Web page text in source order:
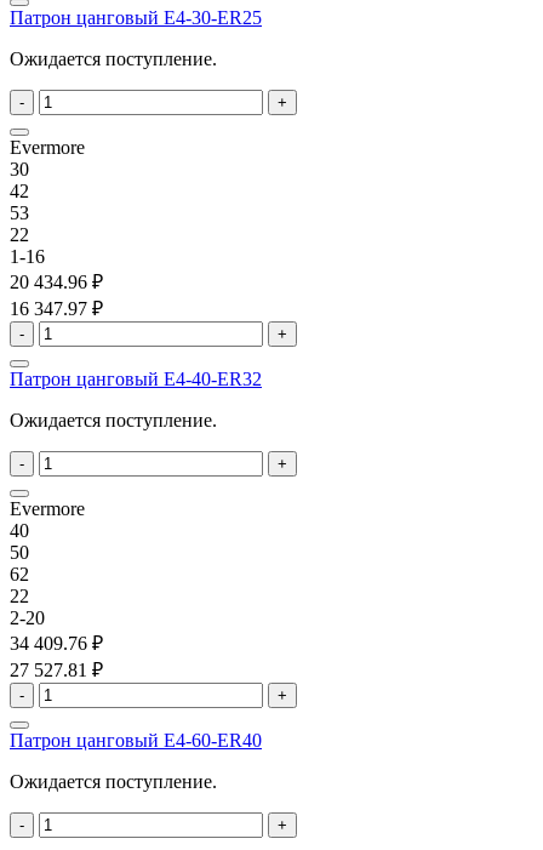
Патрон цанговый E4-30-ER25
Ожидается поступление.
- +
Evermore
30
42
53
22
1-16
20 434.96 ₽
16 347.97 ₽
- +
Патрон цанговый E4-40-ER32
Ожидается поступление.
- +
Evermore
40
50
62
22
2-20
34 409.76 ₽
27 527.81 ₽
- +
Патрон цанговый E4-60-ER40
Ожидается поступление.
- +